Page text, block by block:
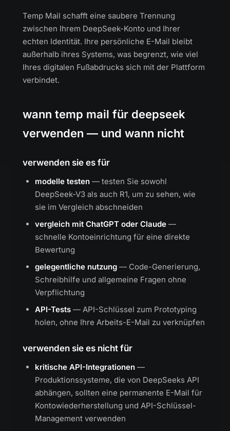
Temp Mail schafft eine saubere Trennung
zwischen Ihrem DeepSeek-Konto und Ihrer
echten Identität. Ihre persönliche E-Mail bleibt
außerhalb ihres Systems, was begrenzt, wie viel
Ihres digitalen Fußabdrucks sich mit der Plattform
verbindet.
wann temp mail für deepseek
verwenden — und wann nicht
verwenden sie es für
modelle testen — testen Sie sowohl
DeepSeek-V3 als auch R1, um zu sehen, wie
sie im Vergleich abschneiden
vergleich mit ChatGPT oder Claude —
schnelle Kontoeinrichtung für eine direkte
Bewertung
gelegentliche nutzung — Code-Generierung,
Schreibhilfe und allgemeine Fragen ohne
Verpflichtung
API-Tests — API-Schlüssel zum Prototyping
holen, ohne Ihre Arbeits-E-Mail zu verknüpfen
verwenden sie es nicht für
kritische API-Integrationen —
Produktionssysteme, die von DeepSeeks API
abhängen, sollten eine permanente E-Mail für
Kontowiederherstellung und API-Schlüssel-
Management verwenden